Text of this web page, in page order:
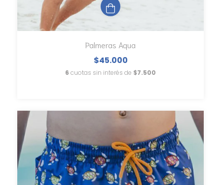
Palmeras Aqua
$45.000
6 cuotas sin interés de $7.500